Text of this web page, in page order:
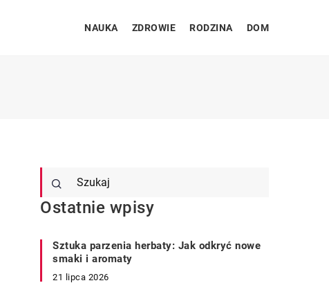
NAUKA ZDROWIE RODZINA DOM
Ostatnie wpisy
Sztuka parzenia herbaty: Jak odkryć nowe
smaki i aromaty
21 lipca 2026